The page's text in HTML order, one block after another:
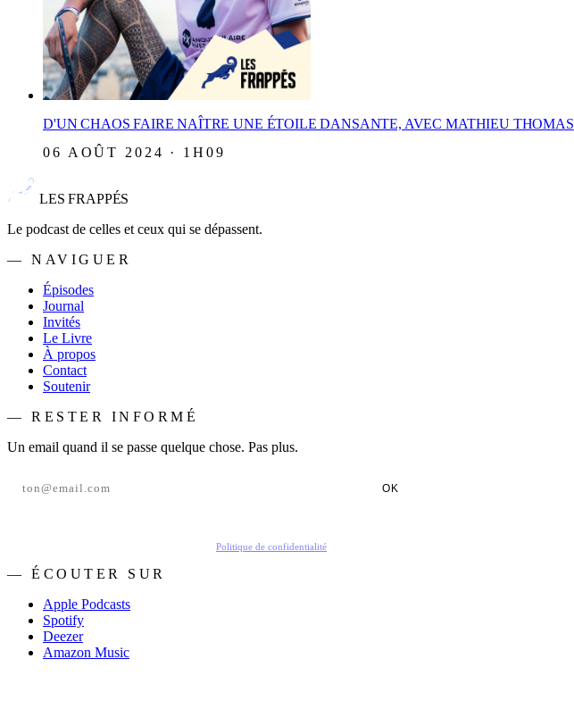
D'UN CHAOS FAIRE NAÎTRE UNE ÉTOILE DANSANTE, AVEC MATHIEU THOMAS
06 AOÛT 2024 · 1H09
LES FRAPPÉS
Le podcast de celles et ceux qui se dépassent.
— NAVIGUER
Épisodes
Journal
Invités
Le Livre
À propos
Contact
Soutenir
— RESTER INFORMÉ
Un email quand il se passe quelque chose. Pas plus.
OK
Politique de confidentialité
— ÉCOUTER SUR
Apple Podcasts
Spotify
Deezer
Amazon Music